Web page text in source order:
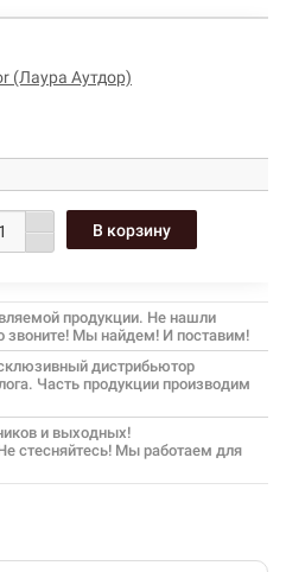
(Лаура Аутдор)
продукции. Не нашли
звоните! Мы найдем! И поставим!
дистрибьютор
Часть продукции производим
и выходных!
стесняйтесь! Мы работаем для